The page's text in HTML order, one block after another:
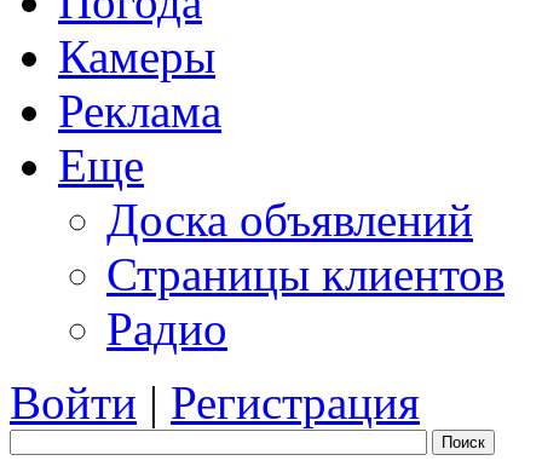
Камеры
Реклама
Еще
Доска объявлений
Страницы клиентов
Радио
Войти | Регистрация
Поиск